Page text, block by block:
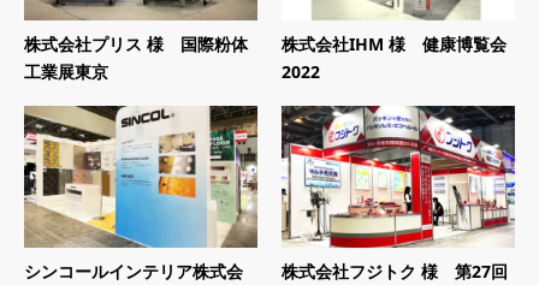
株式会社プリス 様 国際粉体
工業展東京
株式会社IHM 様 健康博覧会
2022
シンコールインテリア株式会
株式会社フジトク 様 第27回